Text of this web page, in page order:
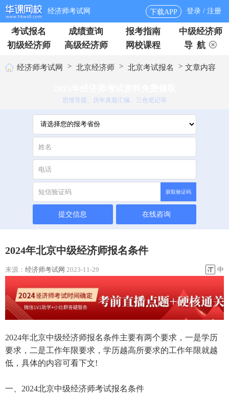
经济师考试网 下载APP 登录 / 注册
考试报名 成绩查询 报考指南
中级经济师
初级经济师
高级经济师 网校课程 导 航
经济师考试网 > 北京经济师 > 北京考试报名 > 文章内容
思维导题、历年真题汇编、三色笔记等
获取验证码
提交信息 在线咨询
2024年北京中级经济师报名条件
来源： 经济师考试网 2023-11-29 中
2024年北京中级经济师报名条件主要有两个要求，一是学历
要求，二是工作年限要求，学历越高所要求的工作年限就越
低，具体的内容可看下文!
一、2024北京中级经济师考试报名条件